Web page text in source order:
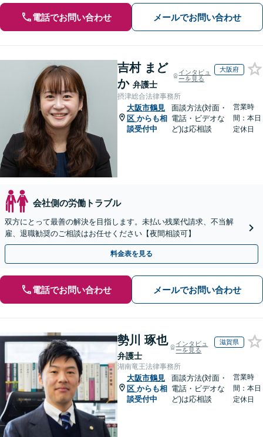
電話でお問い合わせ メールでお問い合わせ
吉村 まど
か 弁護士
インタビュ
ーを見る
大阪府
摂津総合法律事務所
大阪市鶴見
区 からも相
談受付中
面談方法(対面・
電話・ビデオな
ど)は応相談
営業時
間：本日
定休日
会社側の労働トラブル
双方にとって最善の解決を目指します。未払い残業代請求、不当解
雇、退職勧奨のご相談はお任せください【夜間相談可】
料金表を見る
電話でお問い合わせ メールでお問い合わせ
勢川 琢也
弁護士
インタビュ
ーを見る
滋賀県
湖南竜王法律事務所
大阪市鶴見
区 からも相
談受付中
面談方法(対面・
電話・ビデオな
ど)は応相談
営業時
間：本日
定休日